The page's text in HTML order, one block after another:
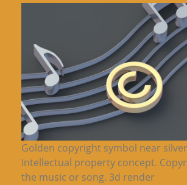
Golden copyright symbol near
Intellectual property concept.
the music or song. 3d render